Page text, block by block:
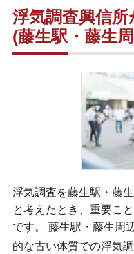
浮気調査興信
(藤生駅・藤生
浮気調査を藤生駅・藤
と考えたとき、重要こ
です。 藤生駅・藤生周
的な古い体質での浮気